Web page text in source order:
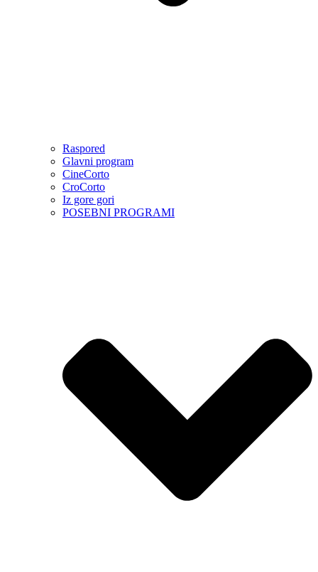
Raspored
Glavni program
CineCorto
CroCorto
Iz gore gori
POSEBNI PROGRAMI